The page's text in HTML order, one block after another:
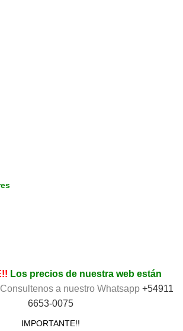
Los precios de nuestra web están
Consultenos a nuestro Whatsapp +54911
6653-0075
IMPORTANTE!!